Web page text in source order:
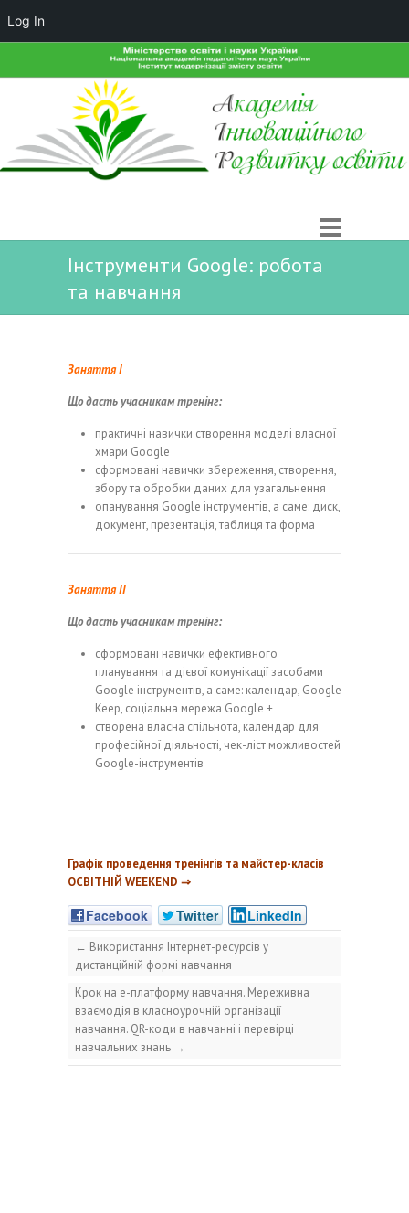
Інструменти Google: робота
та навчання
Заняття І
Що дасть учасникам тренінг:
практичні навички створення моделі власної
хмари Google
сформовані навички збереження, створення,
збору та обробки даних для узагальнення
опанування Google інструментів, а саме: диск,
документ, презентація, таблиця та форма
Заняття ІІ
Що дасть учасникам тренінг:
сформовані навички ефективного
планування та дієвої комунікації засобами
Google інструментів, а саме: календар, Google
Keep, соціальна мережа Google +
створена власна спільнота, календар для
професійної діяльності, чек-ліст можливостей
Google-інструментів
Графік проведення тренінгів та майстер-класів
ОСВІТНІЙ WEEKEND ⇒
Facebook Twitter LinkedIn
← Використання Інтернет-ресурсів у
дистанційній формі навчання
Крок на е-платформу навчання. Мереживна
взаємодія в класноурочній організації
навчання. QR-коди в навчанні і перевірці
навчальних знань →
Log In